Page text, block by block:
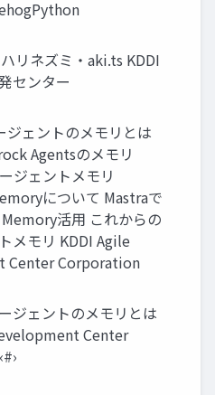
リネズミ・aki.ts KDDI
センター
ジェントのメモリとは
Agentsのメモリ
ジェントメモリ
について Mastraで
活用 これからの
メモリ KDDI Agile
Center Corporation
ジェントのメモリとは
Center